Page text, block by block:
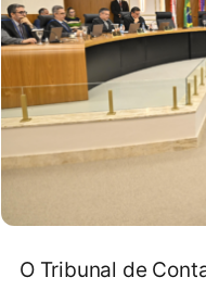
O Tribunal de